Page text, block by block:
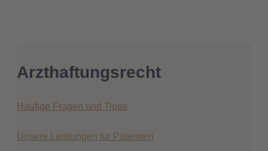
Arzthaftungsrecht
Häufige Fragen und Tipps
Unsere Leistungen für Patienten